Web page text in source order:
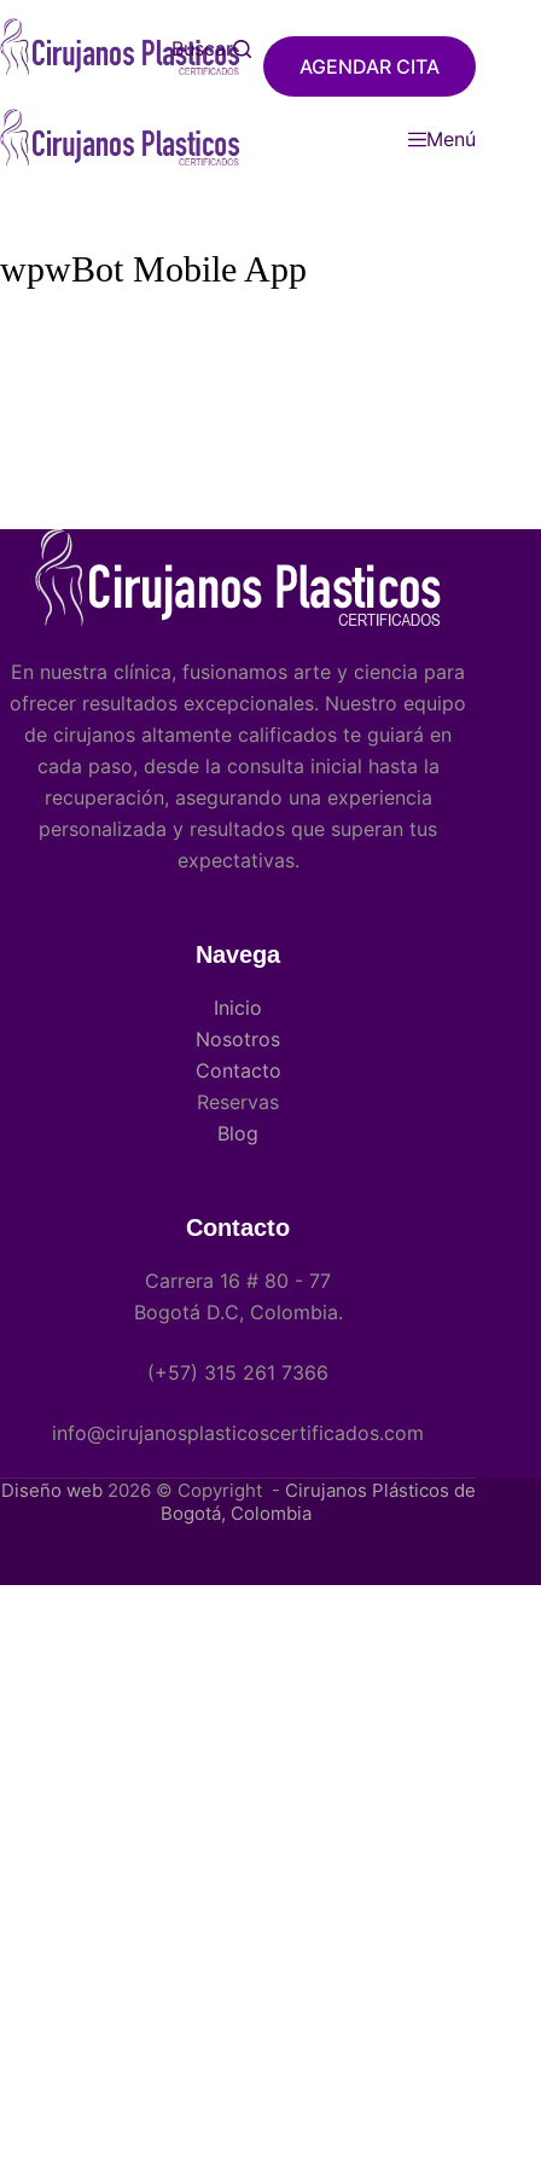
Saltar
al
contenido
Buscar
AGENDAR CITA
Menú
wpwBot Mobile App
En nuestra clínica, fusionamos arte y ciencia para
ofrecer resultados excepcionales. Nuestro equipo
de cirujanos altamente calificados te guiará en
cada paso, desde la consulta inicial hasta la
recuperación, asegurando una experiencia
personalizada y resultados que superan tus
expectativas.
Navega
Inicio
Nosotros
Contacto
Reservas
Blog
Contacto
Carrera 16 # 80 - 77
Bogotá D.C, Colombia.
(+57) 315 261 7366
info@cirujanosplasticoscertificados.com
Diseño web2026 © Copyright - Cirujanos Plásticos de
Bogotá, Colombia